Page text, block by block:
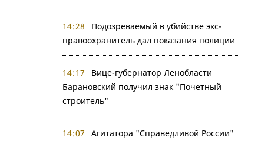
14:28
Подозреваемый в убийстве экс-
правоохранитель дал показания полиции
14:17
Вице-губернатор Ленобласти
Барановский получил знак "Почетный
строитель"
14:07
Агитатора "Справедливой России"